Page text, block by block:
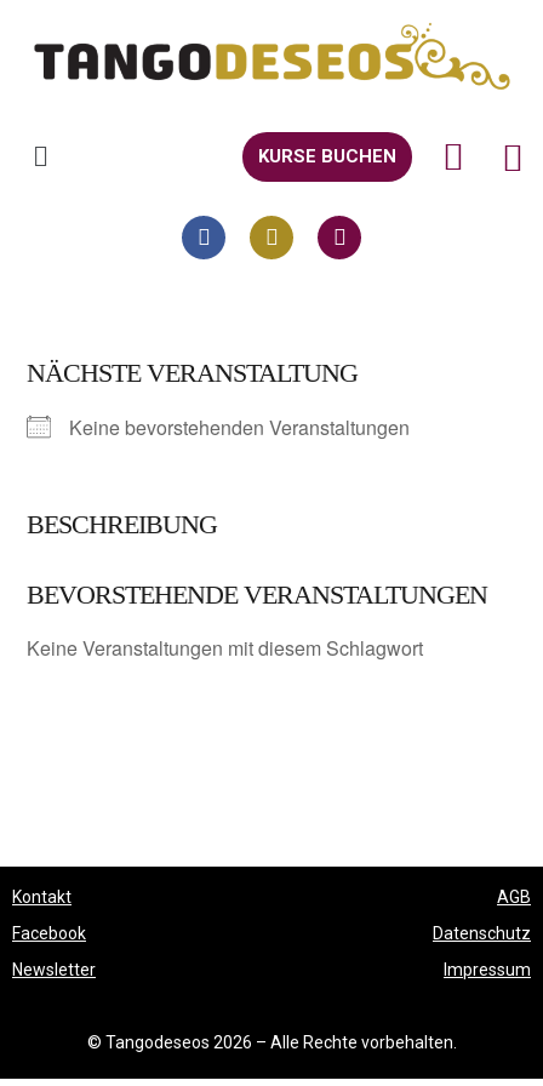
KURSE BUCHEN
NÄCHSTE VERANSTALTUNG
Keine bevorstehenden Veranstaltungen
BESCHREIBUNG
BEVORSTEHENDE VERANSTALTUNGEN
Keine Veranstaltungen mit diesem Schlagwort
Kontakt
Facebook
Newsletter
AGB
Datenschutz
Impressum
© Tangodeseos 2026 – Alle Rechte vorbehalten.